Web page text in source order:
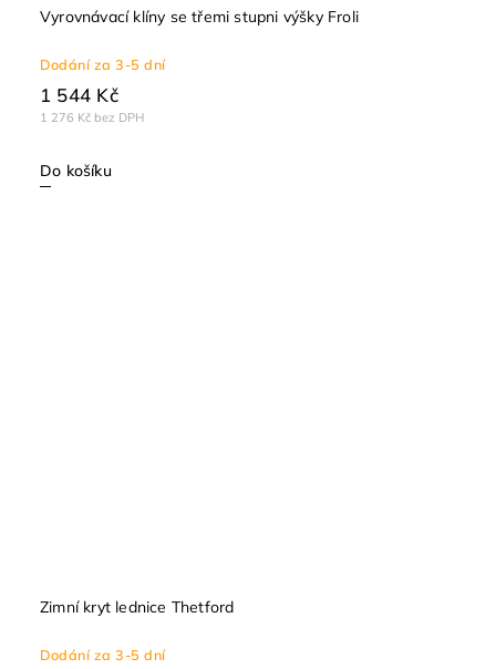
Vyrovnávací klíny se třemi stupni výšky Froli
Dodání za 3-5 dní
1 276 Kč bez DPH
1 544 Kč
Do košíku
Zimní kryt lednice Thetford
Dodání za 3-5 dní